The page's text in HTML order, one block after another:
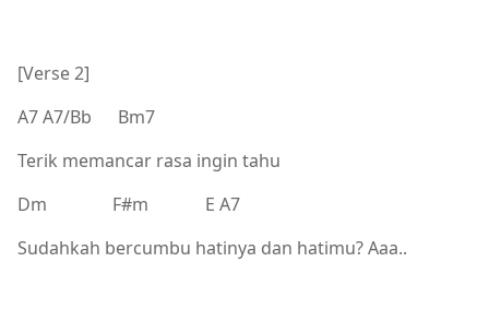
[Verse 2]
A7 A7/Bb Bm7
Terik memancar rasa ingin tahu
Dm F#m E A7
Sudahkah bercumbu hatinya dan hatimu? Aaa..